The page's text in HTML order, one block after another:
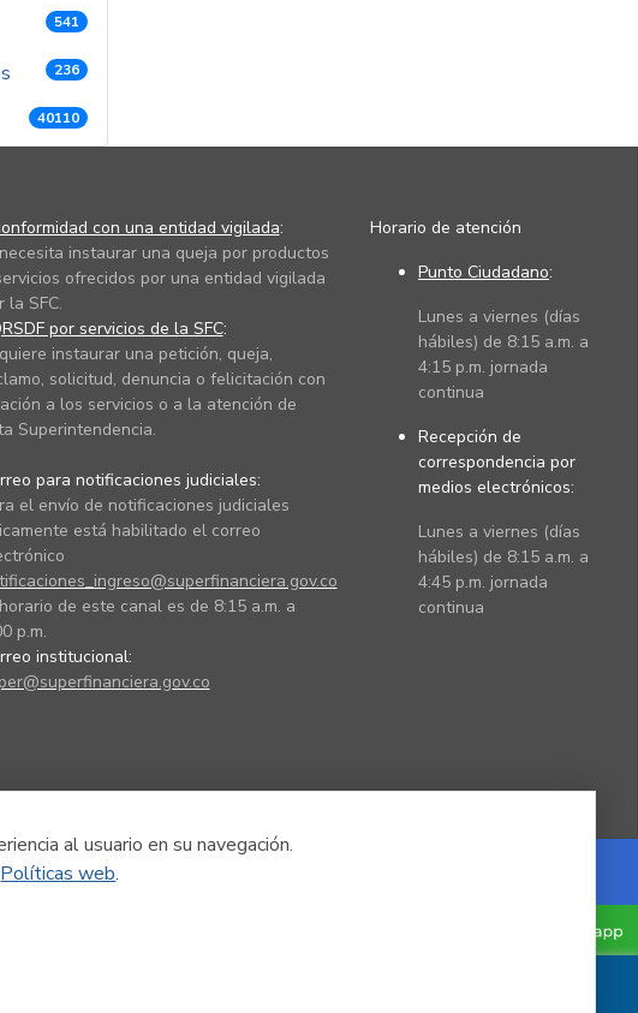
al usuario en su navegación.
Políticas web.
541
236
40110
con una entidad vigilada:
instaurar una queja por productos
ofrecidos por una entidad vigilada
la SFC.
por servicios de la SFC:
instaurar una petición, queja,
solicitud, denuncia o felicitación con
a los servicios o a la atención de
Superintendencia.
para notificaciones judiciales:
el envío de notificaciones judiciales
está habilitado el correo
de este canal es de 8:15 a.m. a
p.m.
institucional:
Horario de atención
Punto Ciudadano:
Lunes a viernes (días
hábiles) de 8:15 a.m. a
4:15 p.m. jornada
continua
Recepción de
correspondencia por
medios electrónicos:
Lunes a viernes (días
hábiles) de 8:15 a.m. a
4:45 p.m. jornada
continua
Powered by Nexura